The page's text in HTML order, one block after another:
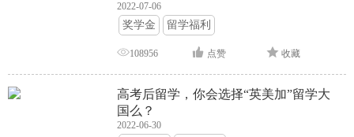
2022-07-06
奖学金 留学福利
108956 点赞 收藏
高考后留学，你会选择“英美加”留学大
国么？
2022-06-30